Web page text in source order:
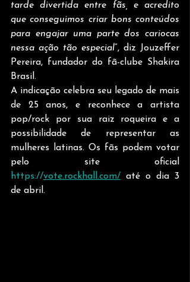
tarde divertida entre fãs, e acredito
que conseguimos criar bons conteúdos
para engajar uma parte dos cariocas
nessa ação tão especial”, diz Jouzeffer
Pereira, fundador do fã-clube Shakira
Brasil.
A indicação celebra seu legado de mais
de 25 anos, e reconhece a artista
pop/rock por sua raiz roqueira e a
possibilidade de representar as
mulheres latinas. Os fãs podem votar
https://vote.rockhall.com/ até o dia 3
de abril.